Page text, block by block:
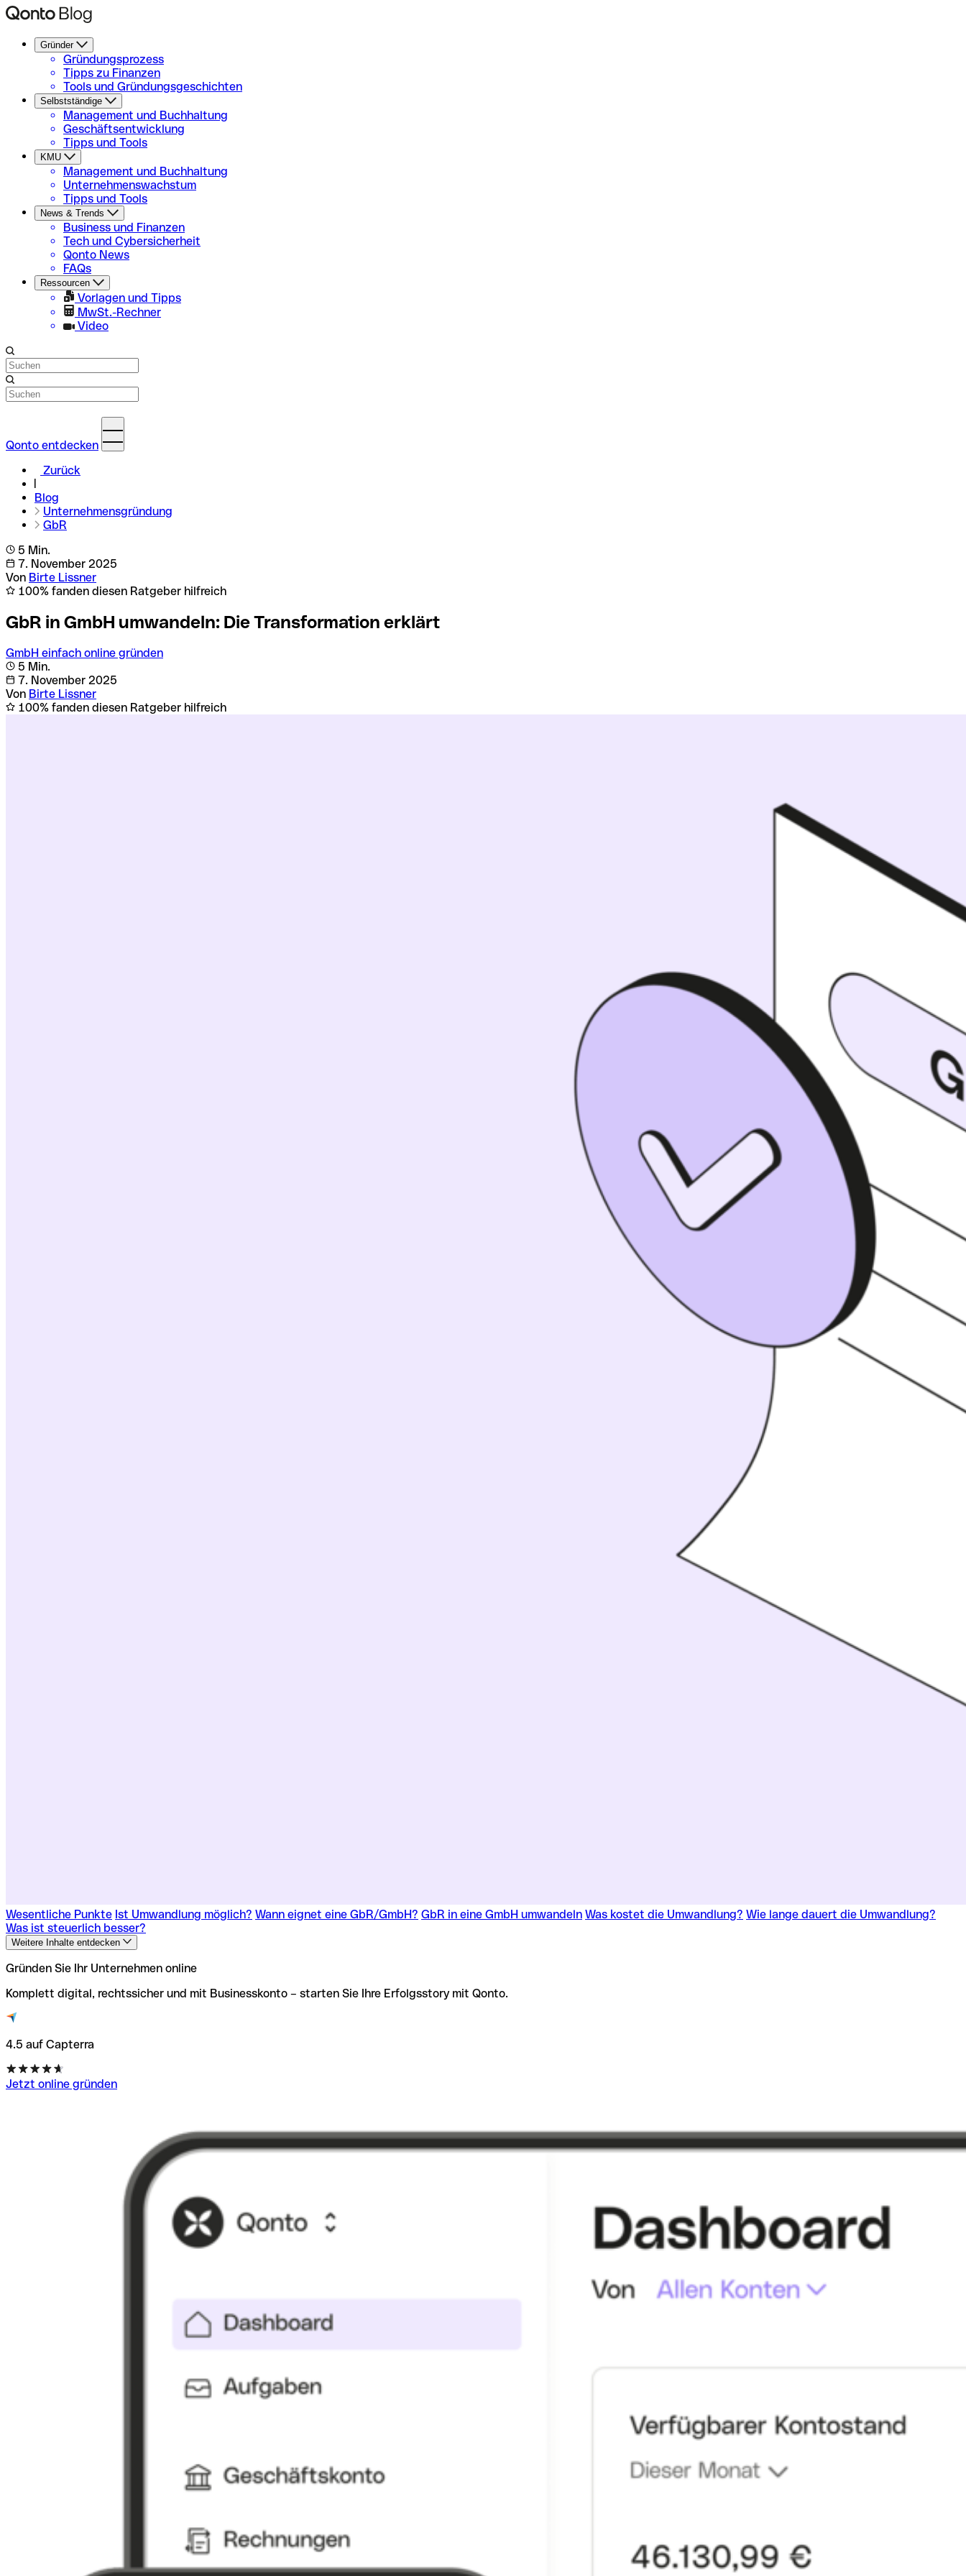
Gründer
Gründungsprozess
Tipps zu Finanzen
Tools und Gründungsgeschichten
Selbstständige
Management und Buchhaltung
Geschäftsentwicklung
Tipps und Tools
KMU
Management und Buchhaltung
Unternehmenswachstum
Tipps und Tools
News & Trends
Business und Finanzen
Tech und Cybersicherheit
Qonto News
FAQs
Ressourcen
Vorlagen und Tipps
MwSt.-Rechner
Video
Qonto entdecken
Zurück
Blog
Unternehmensgründung
GbR
5 Min.
7. November 2025
Von Birte Lissner
100% fanden diesen Ratgeber hilfreich
GbR in GmbH umwandeln: Die Transformation erklärt
GmbH einfach online gründen
5 Min.
7. November 2025
Von Birte Lissner
100% fanden diesen Ratgeber hilfreich
Wesentliche Punkte Ist Umwandlung möglich? Wann eignet eine GbR/GmbH? GbR in eine GmbH umwandeln Was kostet die Umwandlung? Wie lange dauert die Umwandlung?
Was ist steuerlich besser?
Weitere Inhalte entdecken
Gründen Sie Ihr Unternehmen online
Komplett digital, rechtssicher und mit Businesskonto – starten Sie Ihre Erfolgsstory mit Qonto.
4.5 auf Capterra
Jetzt online gründen